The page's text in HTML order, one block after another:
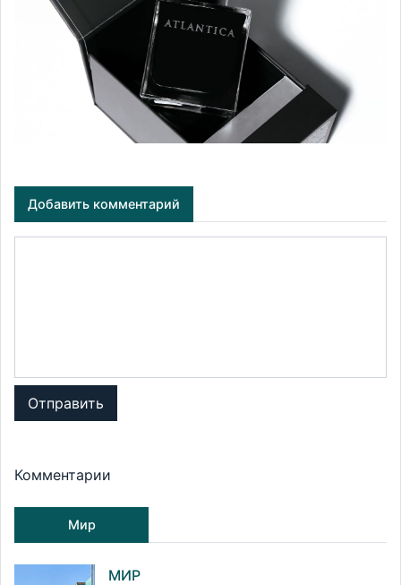
Добавить комментарий
Отправить
Комментарии
Мир
МИР